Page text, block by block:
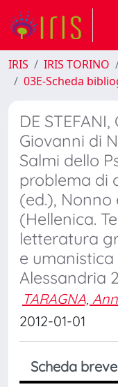
IRIS IRIS TORINO
03E-Scheda
DE
Giovanni di
Salmi dello
problema di
(ed.), Nonno
(Hellenica.
letteratura
e umanistica
Alessandria
TARAGNA,
2012-01-01
Scheda breve